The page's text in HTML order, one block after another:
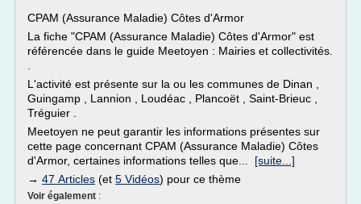
CPAM (Assurance Maladie) Côtes d'Armor
La fiche "CPAM (Assurance Maladie) Côtes d'Armor" est
référencée dans le guide Meetoyen : Mairies et collectivités.
L'activité est présente sur la ou les communes de Dinan ,
Guingamp , Lannion , Loudéac , Plancoët , Saint-Brieuc ,
Tréguier .
Meetoyen ne peut garantir les informations présentes sur
cette page concernant CPAM (Assurance Maladie) Côtes
d'Armor, certaines informations telles que... [suite...]
→ 47 Articles (et 5 Vidéos) pour ce thème
Voir également :